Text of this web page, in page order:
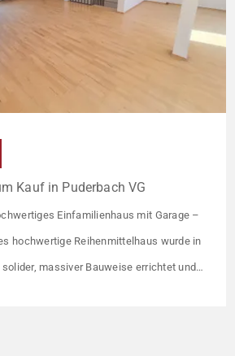
Kauf in Puderbach VG
Einfamilienhaus mit Garage –
hochwertige Reihenmittelhaus wurde in
massiver Bauweise errichtet und